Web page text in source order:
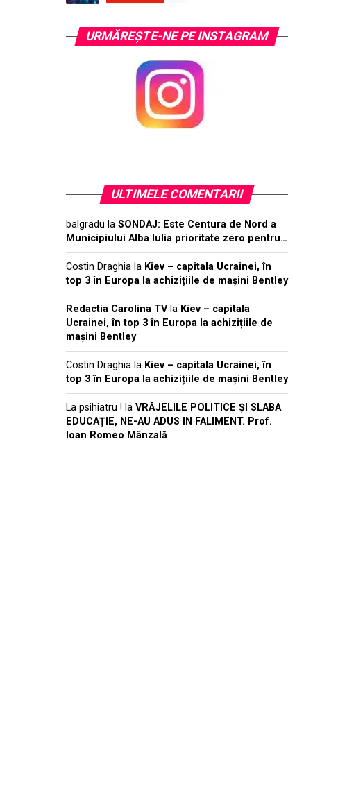
URMĂREŞTE-NE PE INSTAGRAM
ULTIMELE COMENTARII
balgradu la SONDAJ: Este Centura de Nord a
Municipiului Alba Iulia prioritate zero pentru…
Costin Draghia la Kiev – capitala Ucrainei, în
top 3 în Europa la achizițiile de mașini Bentley
Redactia Carolina TVla Kiev – capitala
Ucrainei, în top 3 în Europa la achizițiile de
mașini Bentley
Costin Draghia la Kiev – capitala Ucrainei, în
top 3 în Europa la achizițiile de mașini Bentley
La psihiatru ! la VRĂJELILE POLITICE ȘI SLABA
EDUCAȚIE, NE-AU ADUS IN FALIMENT. Prof.
Ioan Romeo Mânzală